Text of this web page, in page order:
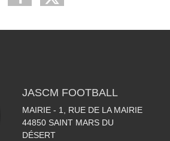
JASCM FOOTBALL
MAIRIE - 1, RUE DE LA MAIRIE
44850 SAINT MARS DU
DÉSERT